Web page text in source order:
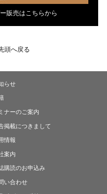
販売はこちらから
頭へ戻る
らせ
ナーのご案内
掲載につきまして
情報
案内
購読のお申込み
い合わせ